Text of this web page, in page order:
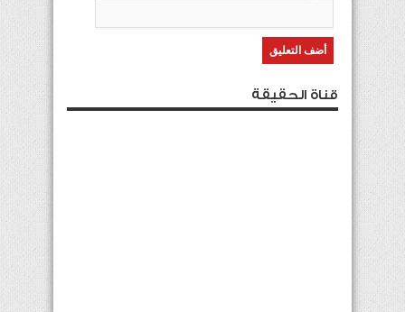
قناة الحقيقة